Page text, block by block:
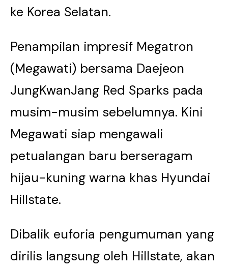
ke Korea Selatan.
Penampilan impresif Megatron
(Megawati) bersama Daejeon
JungKwanJang Red Sparks pada
musim-musim sebelumnya. Kini
Megawati siap mengawali
petualangan baru berseragam
hijau-kuning warna khas Hyundai
Hillstate.
Dibalik euforia pengumuman yang
dirilis langsung oleh Hillstate, akan